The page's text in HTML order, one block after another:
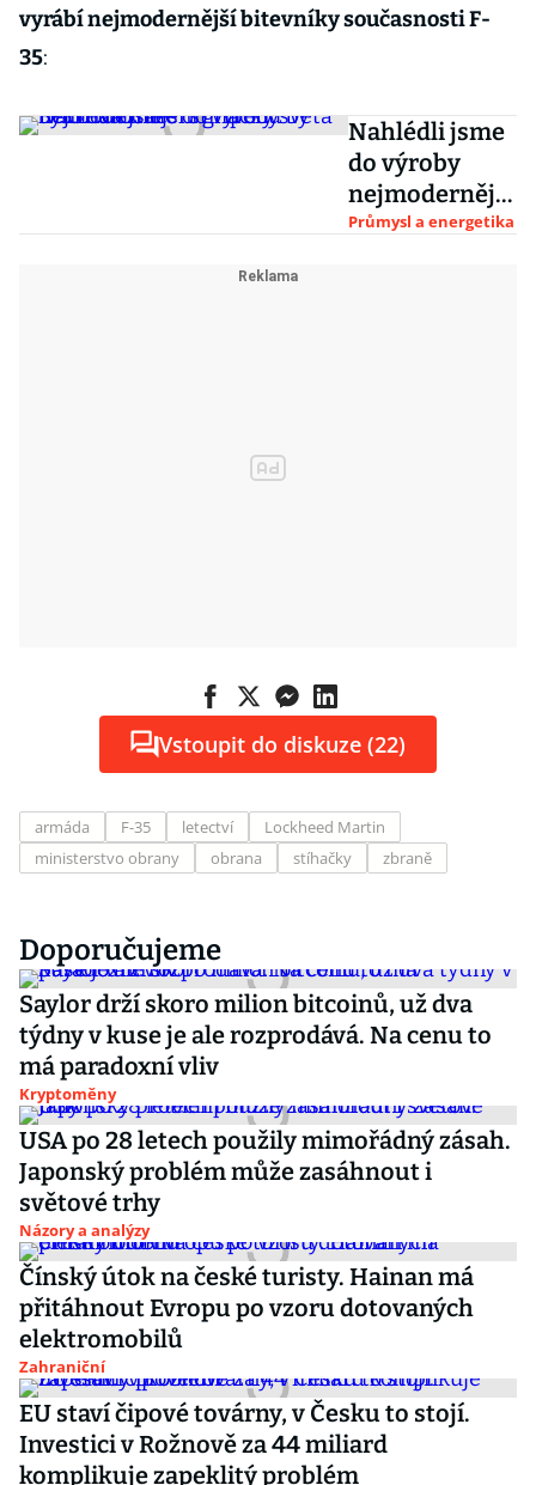
vyrábí nejmodernější bitevníky současnosti F-
35:
Nahlédli jsme
do výroby
nejmodernější
stíhačky světa
Průmysl a energetika
Vstoupit do diskuze (22)
armáda F-35 letectví
Lockheed Martin
ministerstvo obrany
obrana stíhačky zbraně
Doporučujeme
Saylor drží skoro milion bitcoinů, už dva
týdny v kuse je ale rozprodává. Na cenu to
má paradoxní vliv
Kryptoměny
USA po 28 letech použily mimořádný zásah.
Japonský problém může zasáhnout i
světové trhy
Názory a analýzy
Čínský útok na české turisty. Hainan má
přitáhnout Evropu po vzoru dotovaných
elektromobilů
Zahraniční
EU staví čipové továrny, v Česku to stojí.
Investici v Rožnově za 44 miliard
komplikuje zapeklitý problém